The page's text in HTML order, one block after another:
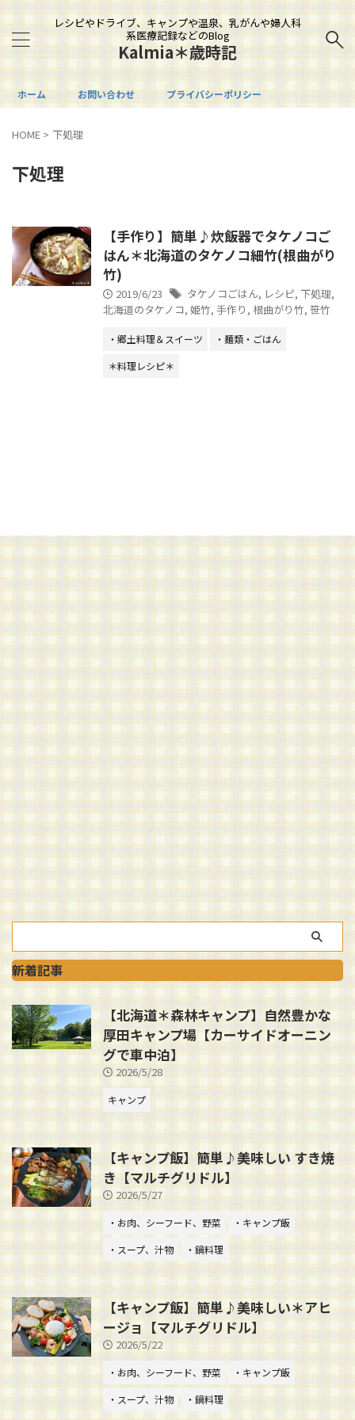
レシピやドライブ、キャンプや温泉、乳がんや婦人科
系医療記録などのBlog
Kalmia＊歳時記
ホーム お問い合わせ プライバシーポリシー
HOME > 下処理
下処理
【手作り】簡単♪炊飯器でタケノコご
はん＊北海道のタケノコ細竹(根曲がり
竹)
2019/6/23 タケノコごはん, レシピ, 下処理,
北海道のタケノコ, 姫竹, 手作り , 根曲がり竹, 笹竹
・郷土料理＆スイーツ
・麺類・ごはん
＊料理レシピ＊
新着記事
【北海道＊森林キャンプ】自然豊かな
厚田キャンプ場【カーサイドオーニン
グで車中泊】
2026/5/28
キャンプ
【キャンプ飯】簡単♪美味しい すき焼
き【マルチグリドル】
2026/5/27
・お肉、シーフード、野菜
・キャンプ飯
・スープ、汁物
・鍋料理
【キャンプ飯】簡単♪美味しい＊アヒ
ージョ【マルチグリドル】
2026/5/22
・お肉、シーフード、野菜
・キャンプ飯
・スープ、汁物
・鍋料理